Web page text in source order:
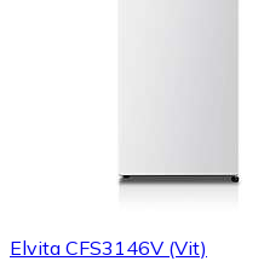
Elvita CFS3146V (Vit)